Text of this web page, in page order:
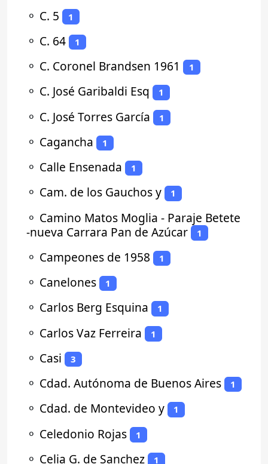
⚬ C. 5 1
⚬ C. 64 1
⚬ C. Coronel Brandsen 1961 1
⚬ C. José Garibaldi Esq 1
⚬ C. José Torres García 1
⚬ Cagancha 1
⚬ Calle Ensenada 1
⚬ Cam. de los Gauchos y 1
⚬ Camino Matos Moglia - Paraje Betete
-nueva Carrara Pan de Azúcar
1
⚬ Campeones de 1958 1
⚬ Canelones 1
⚬ Carlos Berg Esquina 1
⚬ Carlos Vaz Ferreira 1
⚬ Casi 3
⚬ Cdad. Autónoma de Buenos Aires 1
⚬ Cdad. de Montevideo y 1
⚬ Celedonio Rojas 1
⚬ Celia G. de Sanchez 1